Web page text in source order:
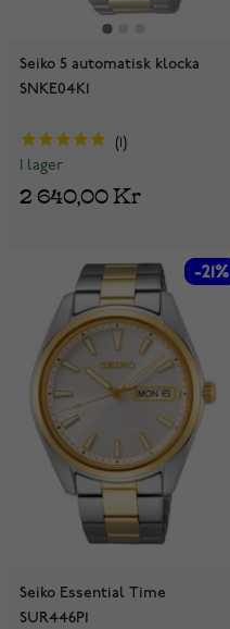
Seiko 5 automatisk klocka
SNKE04K1
I lager
2 640,00 Kr
-21%
-21%
Seiko Essential Time
SUR446P1